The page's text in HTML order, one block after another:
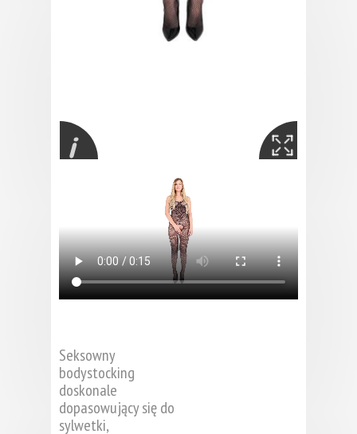
Seksowny
bodystocking
doskonale
dopasowujący się do
sylwetki,